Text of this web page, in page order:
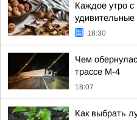
Каждое утро с
18:30
Чем
трассе М-4
18:07
Как выбрать